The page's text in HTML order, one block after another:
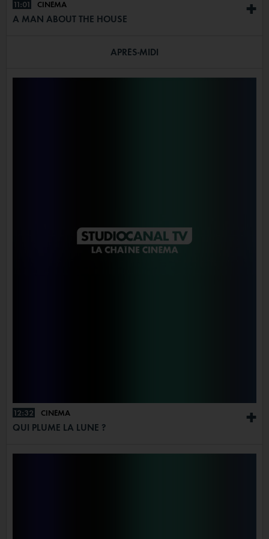
+
11:01 CINÉMA
A MAN ABOUT THE HOUSE
APRÈS-MIDI
+
12:32 CINÉMA
QUI PLUME LA LUNE ?